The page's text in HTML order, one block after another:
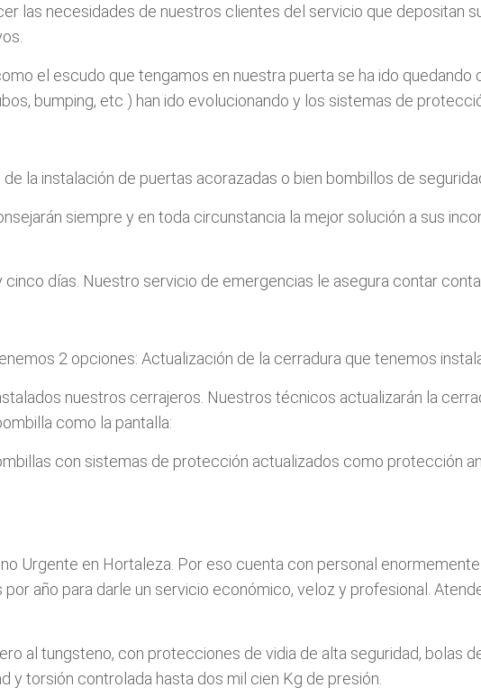
las necesidades de nuestros clientes del servicio que depositan
el escudo que tengamos en nuestra puerta se ha ido
bumping, etc ) han ido evolucionando y los sistemas de
la instalación de puertas acorazadas o bien bombillos de
siempre y en toda circunstancia la mejor solución a sus
días. Nuestro servicio de emergencias le asegura contar
2 opciones: Actualización de la cerradura que tenemos
nuestros cerrajeros. Nuestros técnicos actualizarán la
como la pantalla:
con sistemas de protección actualizados como protección
Urgente en Hortaleza. Por eso cuenta con personal
año para darle un servicio económico, veloz y profesional.
al tungsteno, con protecciones de vidia de alta seguridad, bolas
y torsión controlada hasta dos mil cien Kg de presión.